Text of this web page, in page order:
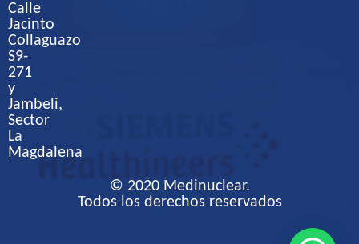
Calle
Jacinto
Collaguazo
S9-
271
y
Jambeli,
Sector
La
Magdalena
© 2020 Medinuclear.
Todos los derechos reservados